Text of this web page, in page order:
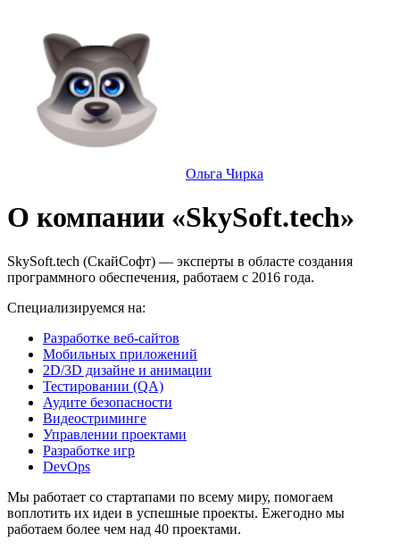
Ольга Чирка
О компании «SkySoft.tech»
SkySoft.tech (СкайСофт) — эксперты в областе создания
программного обеспечения, работаем с 2016 года.
Специализируемся на:
Разработке веб-сайтов
Мобильных приложений
2D/3D дизайне и анимации
Тестировании (QA)
Аудите безопасности
Видеостриминге
Управлении проектами
Разработке игр
DevOps
Мы работает со стартапами по всему миру, помогаем
воплотить их идеи в успешные проекты. Ежегодно мы
работаем более чем над 40 проектами.